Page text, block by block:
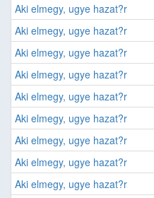
Aki elmegy, ugye hazat?r
Aki elmegy, ugye hazat?r
Aki elmegy, ugye hazat?r
Aki elmegy, ugye hazat?r
Aki elmegy, ugye hazat?r
Aki elmegy, ugye hazat?r
Aki elmegy, ugye hazat?r
Aki elmegy, ugye hazat?r
Aki elmegy, ugye hazat?r